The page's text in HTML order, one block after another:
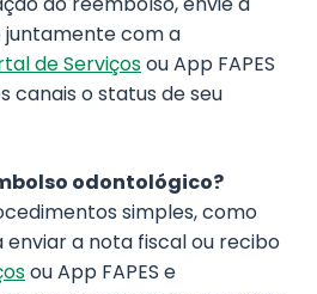
juntamente com a
de Serviçosou App FAPES
canais o status de seu
odontológico?
simples, como
enviar a nota fiscal ou recibo
ou App FAPES e